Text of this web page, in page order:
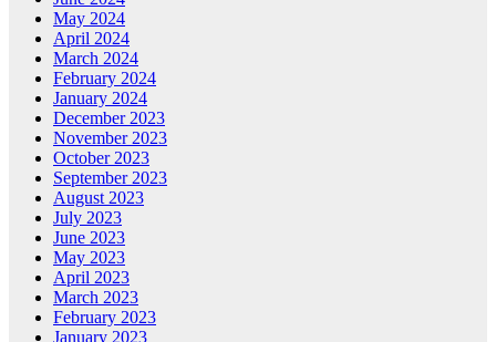
May 2024
April 2024
March 2024
February 2024
January 2024
December 2023
November 2023
October 2023
September 2023
August 2023
July 2023
June 2023
May 2023
April 2023
March 2023
February 2023
January 2023